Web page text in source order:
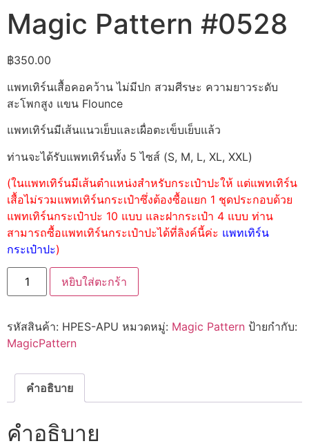
Magic Pattern #0528
฿350.00
แพทเทิร์นเสื้อคอคว้าน ไม่มีปก สวมศีรษะ ความยาวระดับ
สะโพกสูง แขน Flounce
แพทเทิร์นมีเส้นแนวเย็บและเผื่อตะเข็บเย็บแล้ว
ท่านจะได้รับแพทเทิร์นทั้ง 5 ไซส์ (S, M, L, XL, XXL)
(ในแพทเทิร์นมีเส้นตำแหน่งสำหรับกระเป๋าปะให้ แต่แพทเทิร์น
เสื้อไม่รวมแพทเทิร์นกระเป๋าซึ่งต้องซื้อแยก 1 ชุดประกอบด้วย
แพทเทิร์นกระเป๋าปะ 10 แบบ และฝากระเป๋า 4 แบบ ท่าน
สามารถซื้อแพทเทิร์นกระเป๋าปะได้ที่ลิงค์นี้ค่ะ แพทเทิร์น
กระเป๋าปะ)
หยิบใส่ตะกร้า
รหัสสินค้า: HPES-APU หมวดหมู่: Magic Pattern ป้ายกำกับ:
MagicPattern
คำอธิบาย
คำอธิบาย